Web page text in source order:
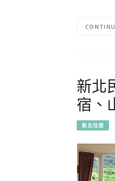
新北
宿、
新北住宿